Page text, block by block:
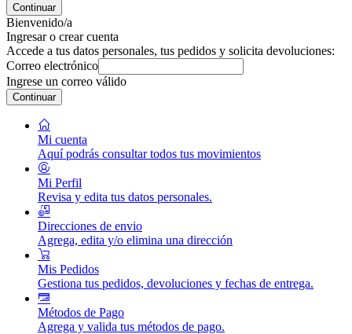
Continuar
Bienvenido/a
Ingresar o crear cuenta
Accede a tus datos personales, tus pedidos y solicita devoluciones:
Correo electrónico
Ingrese un correo válido
Continuar
Mi cuenta
Aquí podrás consultar todos tus movimientos
Mi Perfil
Revisa y edita tus datos personales.
Direcciones de envio
Agrega, edita y/o elimina una dirección
Mis Pedidos
Gestiona tus pedidos, devoluciones y fechas de entrega.
Métodos de Pago
Agrega y valida tus métodos de pago.